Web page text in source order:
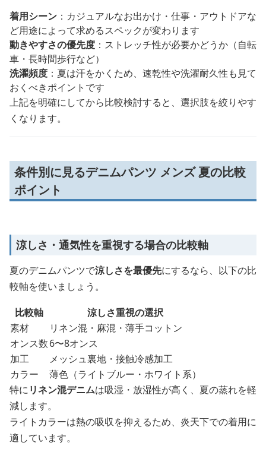
着用シーン ：カジュアルなお出かけ・仕事・アウトドアな
ど用途によって求めるスペックが変わります
動きやすさの優先度 ：ストレッチ性が必要かどうか（自転
車・長時間歩行など）
洗濯頻度 ：夏は汗をかくため、速乾性や洗濯耐久性も見て
おくべきポイントです
上記を明確にしてから比較検討すると、選択肢を絞りやす
くなります。
条件別に見るデニムパンツ メンズ 夏の比較
ポイント
涼しさ・通気性を重視する場合の比較軸
夏のデニムパンツで涼しさを最優先にするなら、以下の比
較軸を使いましょう。
比較軸
涼しさ重視の選択
素材
リネン混・麻混・薄手コットン
オンス数6〜8オンス
加工
メッシュ裏地・接触冷感加工
カラー
薄色（ライトブルー・ホワイト系）
特にリネン混デニムは吸湿・放湿性が高く、夏の蒸れを軽
減します。
ライトカラーは熱の吸収を抑えるため、炎天下での着用に
適しています。